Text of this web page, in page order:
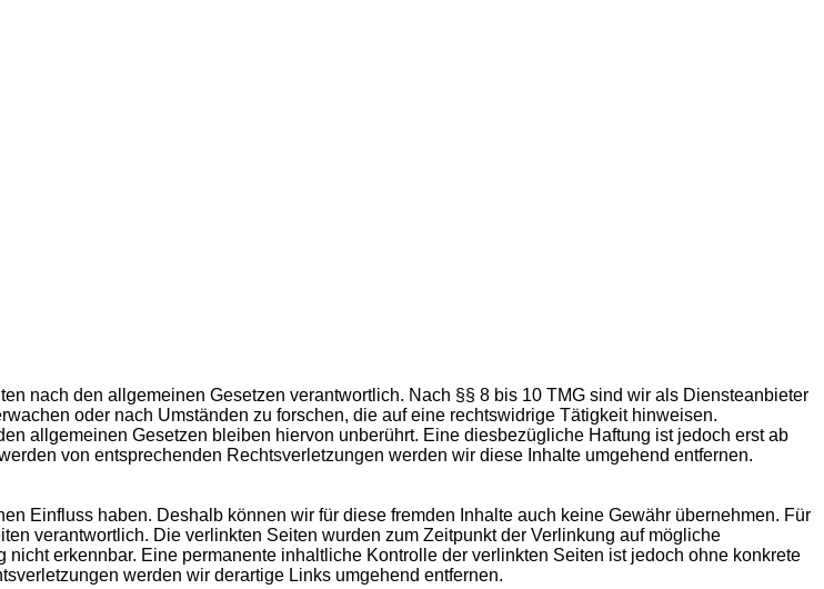
nach den allgemeinen Gesetzen verantwortlich. Nach §§ 8 bis 10 TMG sind wir als Diensteanbieter
oder nach Umständen zu forschen, die auf eine rechtswidrige Tätigkeit hinweisen.
allgemeinen Gesetzen bleiben hiervon unberührt. Eine diesbezügliche Haftung ist jedoch erst ab
von entsprechenden Rechtsverletzungen werden wir diese Inhalte umgehend entfernen.
Einfluss haben. Deshalb können wir für diese fremden Inhalte auch keine Gewähr übernehmen. Für
verantwortlich. Die verlinkten Seiten wurden zum Zeitpunkt der Verlinkung auf mögliche
erkennbar. Eine permanente inhaltliche Kontrolle der verlinkten Seiten ist jedoch ohne konkrete
werden wir derartige Links umgehend entfernen.